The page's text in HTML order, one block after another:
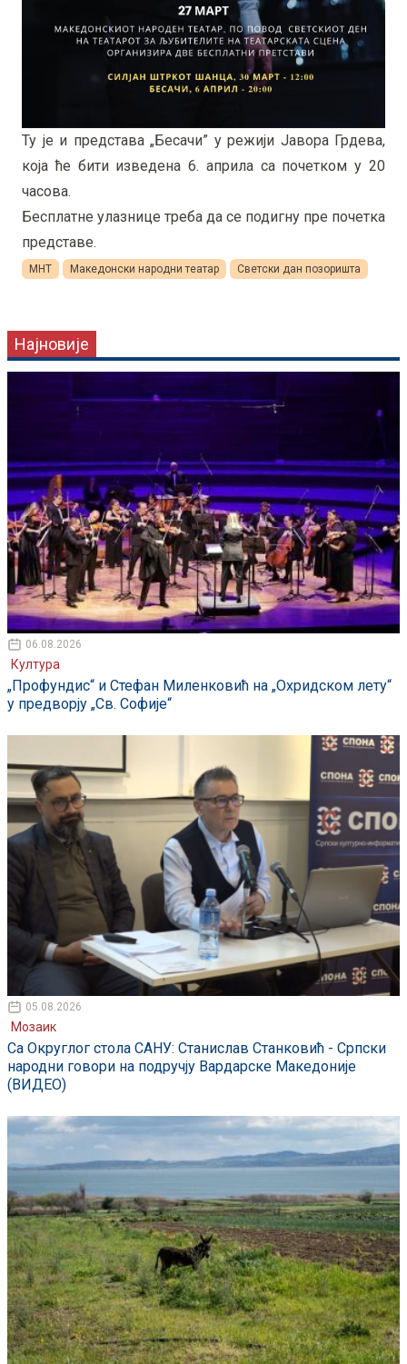
Ту је и представа „Бесачи” у режији Јавора Грдева,
која ће бити изведена 6. априла са почетком у 20
часова.
Бесплатне улазнице треба да се подигну пре почетка
представе.
МНТ Македонски народни театар Светски дан позоришта
Најновије
06.08.2026
Култура
„Профундис“ и Стефан Миленковић на „Охридском лету“
у предворју „Св. Софије“
05.08.2026
Мозаик
Са Округлог стола САНУ: Станислав Станковић - Српски
народни говори на подручју Вардарске Македоније
(ВИДЕО)